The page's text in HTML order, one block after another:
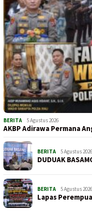
BERITA 5 Agustus 2026
AKBP Adirawa Permana
BERITA 5 Agustus 2026
DUDUAK
BERITA 5 Agustus 2026
Lapas